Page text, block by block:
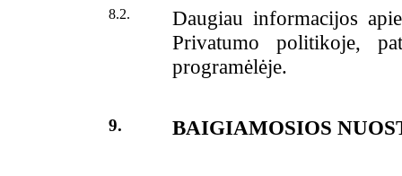
8.2.
Daugiau informacijos
Privatumo politikoje,
programėlėje.
9. BAIGIAMOSIOS